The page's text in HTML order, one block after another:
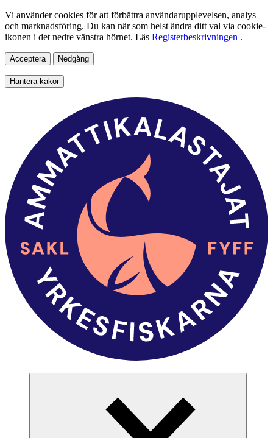
Vi använder cookies för att förbättra användarupplevelsen, analys
och marknadsföring. Du kan när som helst ändra ditt val via cookie-
ikonen i det nedre vänstra hörnet. Läs Registerbeskrivningen .
Acceptera Nedgång
Hantera kakor